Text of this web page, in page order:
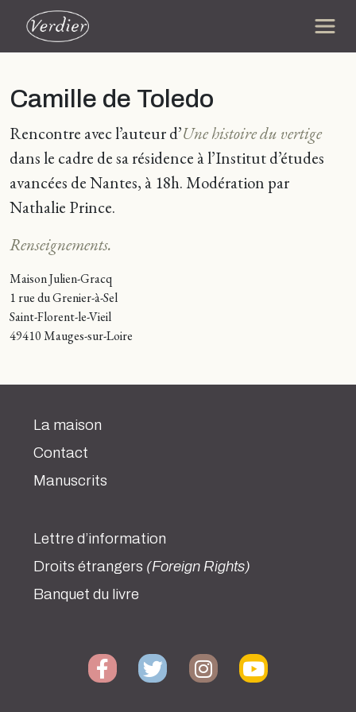
Camille de Toledo
Rencontre avec l’auteur d’Une histoire du vertige
dans le cadre de sa résidence à l’Institut d’études
avancées de Nantes, à 18h. Modération par
Nathalie Prince.
Renseignements.
Maison Julien-Gracq
1 rue du Grenier-à-Sel
Saint-Florent-le-Vieil
49410 Mauges-sur-Loire
La maison
Contact
Manuscrits
Lettre d’information
Droits étrangers (Foreign Rights)
Banquet du livre